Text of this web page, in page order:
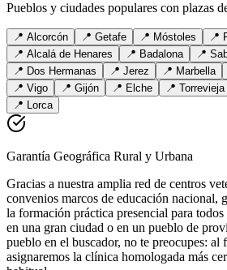
Pueblos y ciudades populares con plazas
📍 Alcorcón 📍 Getafe 📍 Móstoles 📍
📍 Alcalá de Henares 📍 Badalona 📍
📍 Dos Hermanas 📍 Jerez 📍 Marbella
📍 Vigo 📍 Gijón 📍 Elche 📍 Torrevieja
📍 Lorca
Garantía Geográfica Rural y Urbana
Gracias a nuestra amplia red de centros
convenios marcos de educación nacional,
la formación práctica presencial para
en una gran ciudad o en un pueblo de
pueblo en el buscador, no te preocupes:
asignaremos la clínica homologada más